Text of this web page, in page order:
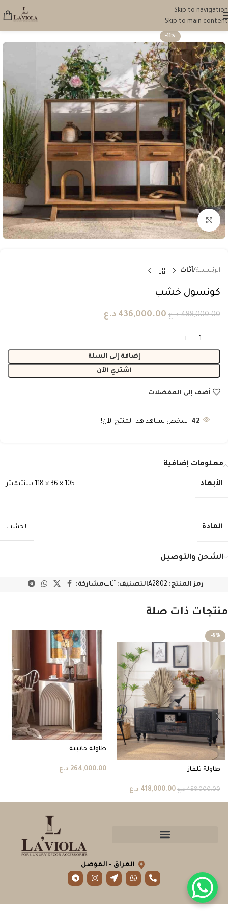
Skip to navigation
Skip to main content
-11%
انقر للتكبير
الرئيسية أثاث
كونسول خشب
488,000.00 د.ع 436,000.00 د.ع
إضافة إلى السلة
اشتري الآن
أضف إلى المفضلات
42 شخص يشاهد هذا المنتج الآن!
معلومات إضافية
الأبعاد 105 × 36 × 118 سنتيميتر
المادة الخشب
الشحن والتوصيل
رمز المنتج: A2802التصنيف: أثاثمشاركة:
منتجات ذات صلة
-9%
طاولة تلفاز
458,000.00 د.ع 418,000.00 د.ع
طاولة جانبية
264,000.00 د.ع
العراق - الموصل